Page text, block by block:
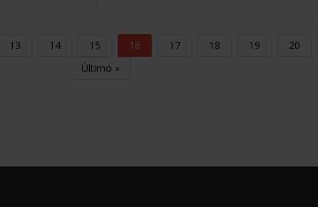
13 14 15 16 17 18 19 20
Último »